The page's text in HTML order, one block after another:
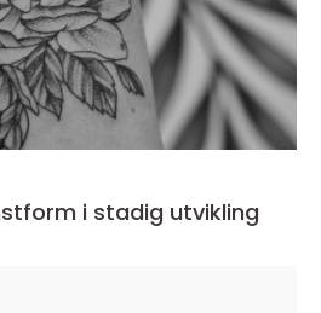
i stadig utvikling